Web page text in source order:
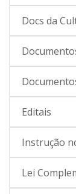
Docs da
Editais
Instrução
Lei